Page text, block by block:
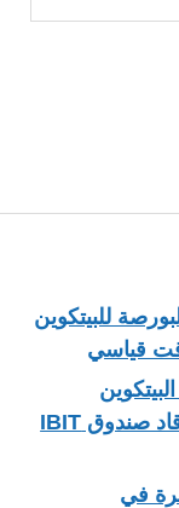
للبيتكوين
قياسي
تدفقات بقيمة 358 مليون دولار، حيث قاد صندوق IBIT
في